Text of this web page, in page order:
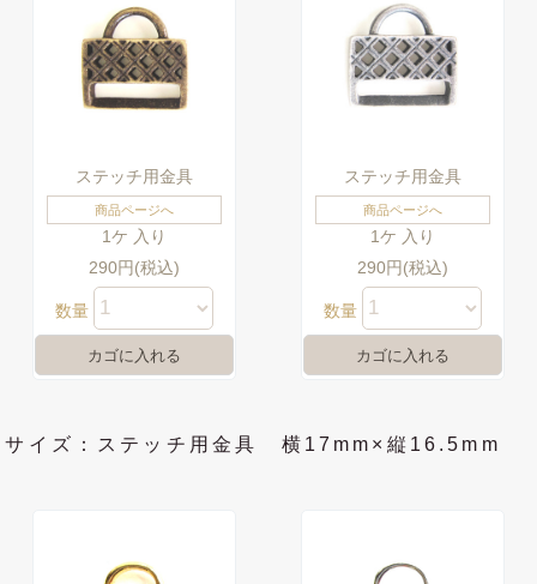
ステッチ用金具
商品ページへ
1ケ 入り
290円(税込)
数量
ステッチ用金具
商品ページへ
1ケ 入り
290円(税込)
数量
サイズ：ステッチ用金具 横17mm×縦16.5mm